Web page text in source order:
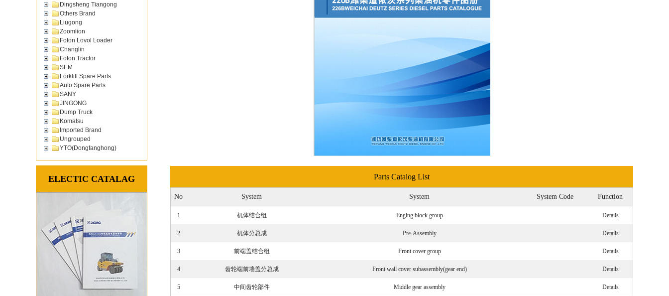
Dingsheng Tiangong
Others Brand
Liugong
Zoomlion
Foton Lovol Loader
Changlin
Foton Tractor
SEM
Forklift Spare Parts
Auto Spare Parts
SANY
JINGONG
Dump Truck
Komatsu
Imported Brand
Ungrouped
YTO(Dongfanghong)
ELECTIC CATALAG Parts Catalog List
No System System System Code Function
1 机体结合组 Enging block group Details
2 机体分总成 Pre-Assembly Details
3 前端盖结合组 Front cover group Details
4 齿轮端前墙盖分总成 Front wall cover subassembly(gear end) Details
5 中间齿轮部件 Middle gear assembly Details